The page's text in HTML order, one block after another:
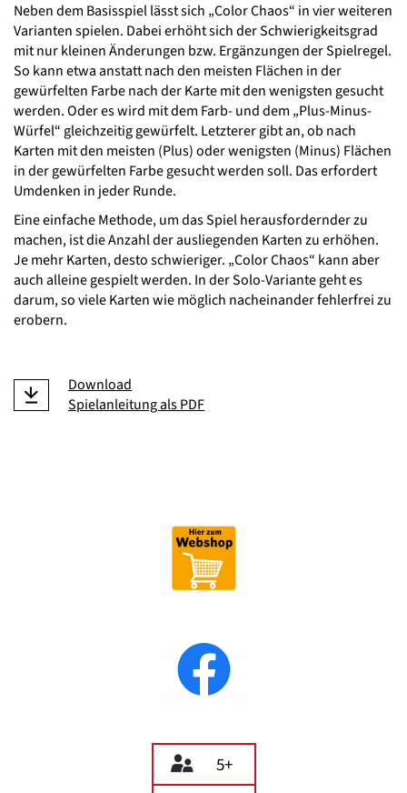
Neben dem Basisspiel lässt sich „Color Chaos“ in vier weiteren
Varianten spielen. Dabei erhöht sich der Schwierigkeitsgrad
mit nur kleinen Änderungen bzw. Ergänzungen der Spielregel.
So kann etwa anstatt nach den meisten Flächen in der
gewürfelten Farbe nach der Karte mit den wenigsten gesucht
werden. Oder es wird mit dem Farb- und dem „Plus-Minus-
Würfel“ gleichzeitig gewürfelt. Letzterer gibt an, ob nach
Karten mit den meisten (Plus) oder wenigsten (Minus) Flächen
in der gewürfelten Farbe gesucht werden soll. Das erfordert
Umdenken in jeder Runde.
Eine einfache Methode, um das Spiel herausfordernder zu
machen, ist die Anzahl der ausliegenden Karten zu erhöhen.
Je mehr Karten, desto schwieriger. „Color Chaos“ kann aber
auch alleine gespielt werden. In der Solo-Variante geht es
darum, so viele Karten wie möglich nacheinander fehlerfrei zu
erobern.
Download
Spielanleitung als PDF
5+